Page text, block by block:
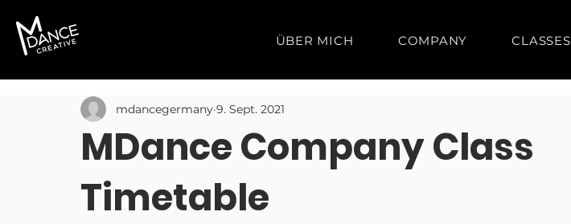
ÜBER MICH COMPANY CLASSES
MDance Company Class
Timetable
mdancegermany 9. Sept. 2021